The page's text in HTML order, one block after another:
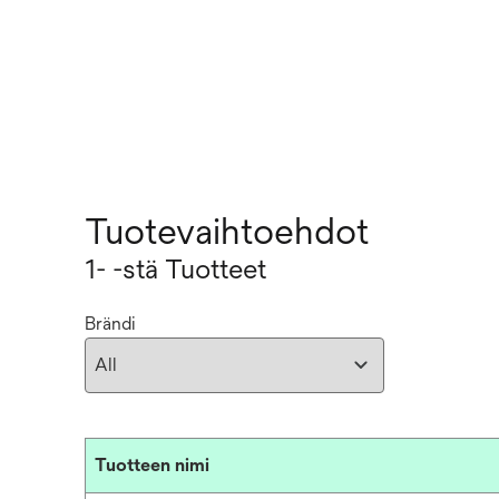
Tuotevaihtoehdot
1- -stä Tuotteet
Brändi
Tuotteen nimi